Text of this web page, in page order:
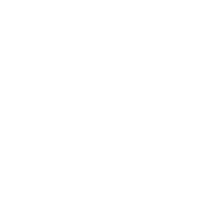
dalla data in cui l’Utente ha
CLS; o (c) se l’Utente ha
dal nostro negozio online,
stato completato l’acquisto; o (d)
il diritto di utilizzare il
dalla data stabilita da tale
qualunque sia la data
dispone di un abbonamento a
il Servizio terminerà